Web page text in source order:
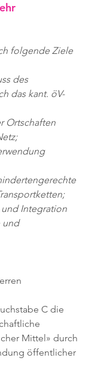
folgende Ziele
des
das kant. öV-
Ortschaften
Integration
und
C die
Mittel» durch
öffentlicher